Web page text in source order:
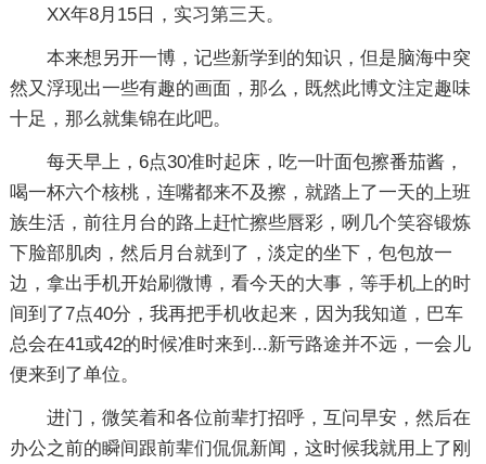
XX年8月15日，实习第三天。
本来想另开一博，记些新学到的知识，但是脑海中突
然又浮现出一些有趣的画面，那么，既然此博文注定趣味
十足，那么就集锦在此吧。
每天早上，6点30准时起床，吃一叶面包擦番茄酱，
喝一杯六个核桃，连嘴都来不及擦，就踏上了一天的上班
族生活，前往月台的路上赶忙擦些唇彩，咧几个笑容锻炼
下脸部肌肉，然后月台就到了，淡定的坐下，包包放一
边，拿出手机开始刷微博，看今天的大事，等手机上的时
间到了7点40分，我再把手机收起来，因为我知道，巴车
总会在41或42的时候准时来到...新亏路途并不远，一会儿
便来到了单位。
进门，微笑着和各位前辈打招呼，互问早安，然后在
办公之前的瞬间跟前辈们侃侃新闻，这时候我就用上了刚